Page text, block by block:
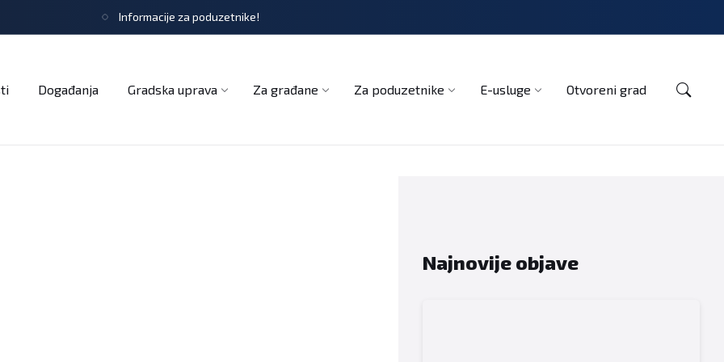
Informacije za poduzetnike!
Događanja Gradska uprava Za građane Za poduzetnike E-usluge Otvoreni grad
Najnovije objave